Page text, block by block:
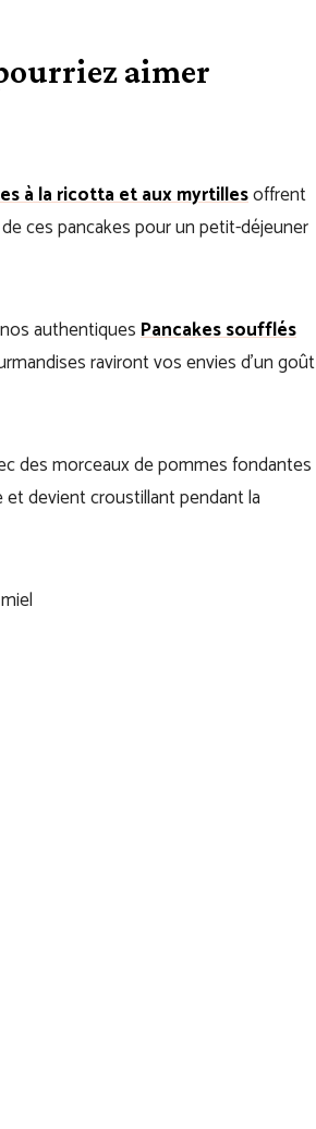
aimer
à la ricotta et aux myrtillesoffrent
ces pancakes pour un petit-déjeuner
authentiquesPancakes soufflés
raviront vos envies d’un goût
des morceaux de pommes fondantes
et devient croustillant pendant la